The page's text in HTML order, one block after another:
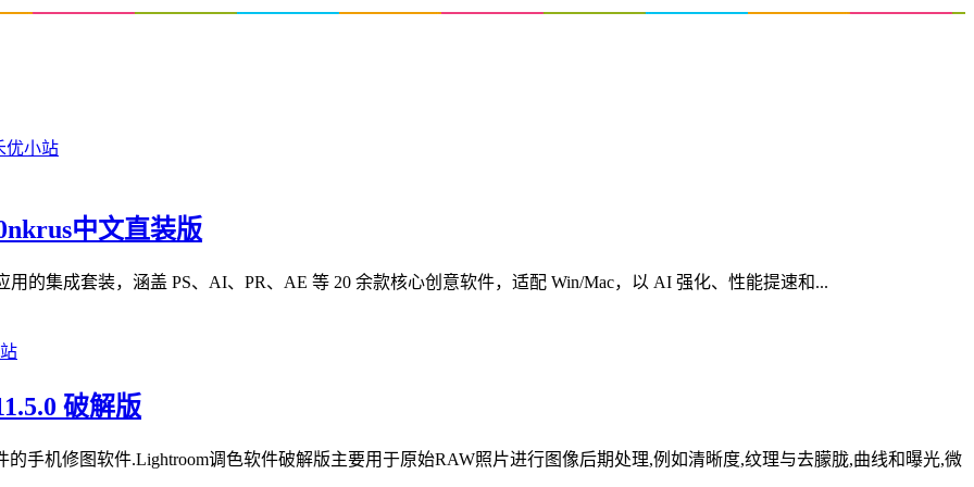
中文直装版
用的集成套装，涵盖 PS、AI、PR、AE 等 20 余款核心创意软件，适配 Win/Mac，以 AI 强化、性能提速和...
破解版
手机修图软件.Lightroom调色软件破解版主要用于原始RAW照片进行图像后期处理,例如清晰度,纹理与去朦胧,曲线和曝光,微